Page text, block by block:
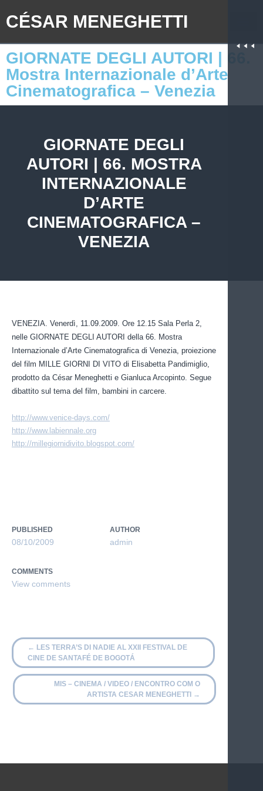
CÉSAR MENEGHETTI
GIORNATE DEGLI AUTORI | 66.
Mostra Internazionale d’Arte
Cinematografica – Venezia
GIORNATE DEGLI
AUTORI | 66. MOSTRA
INTERNAZIONALE
D’ARTE
CINEMATOGRAFICA –
VENEZIA
VENEZIA. Venerdì, 11.09.2009. Ore 12.15 Sala Perla 2,
nelle GIORNATE DEGLI AUTORI della 66. Mostra
Internazionale d’Arte Cinematografica di Venezia, proiezione
del film MILLE GIORNI DI VITO di Elisabetta Pandimiglio,
prodotto da César Meneghetti e Gianluca Arcopinto. Segue
dibattito sul tema del film, bambini in carcere.
http://www.venice-days.com/
http://www.labiennale.org
http://millegiornidivito.blogspot.com/
PUBLISHED
08/10/2009
AUTHOR
admin
COMMENTS
← LES TERRA’S DI NADIE AL XXII FESTIVAL DE
CINE DE SANTAFÉ DE BOGOTÁ
MIS – CINEMA / VIDEO / ENCONTRO COM O
ARTISTA CESAR MENEGHETTI →